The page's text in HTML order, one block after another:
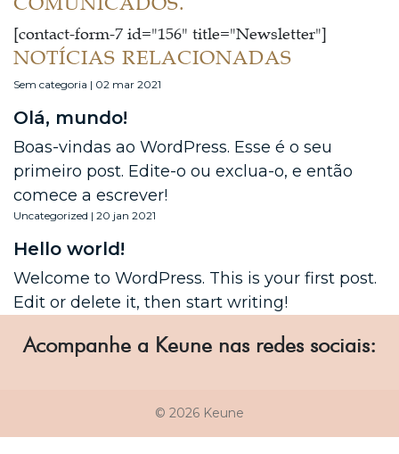
[contact-form-7 id="156" title="Newsletter"]
NOTÍCIAS RELACIONADAS
Sem categoria | 02 mar 2021
Olá, mundo!
Boas-vindas ao WordPress. Esse é o seu
primeiro post. Edite-o ou exclua-o, e então
comece a escrever!
Uncategorized | 20 jan 2021
Hello world!
Welcome to WordPress. This is your first post.
Edit or delete it, then start writing!
Acompanhe a Keune nas redes sociais:
© 2026 Keune